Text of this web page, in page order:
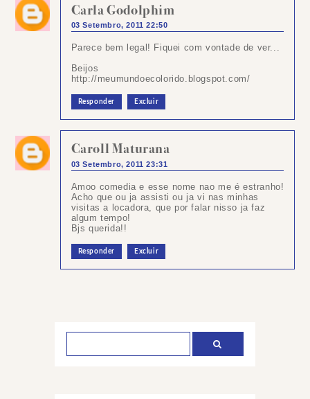
Carla Godolphim
03 Setembro, 2011 22:50
Parece bem legal! Fiquei com vontade de ver...
Beijos
http://meumundoecolorido.blogspot.com/
Responder Excluir
Caroll Maturana
03 Setembro, 2011 23:31
Amoo comedia e esse nome nao me é estranho!
Acho que ou ja assisti ou ja vi nas minhas
visitas a locadora, que por falar nisso ja faz
algum tempo!
Bjs querida!!
Responder Excluir